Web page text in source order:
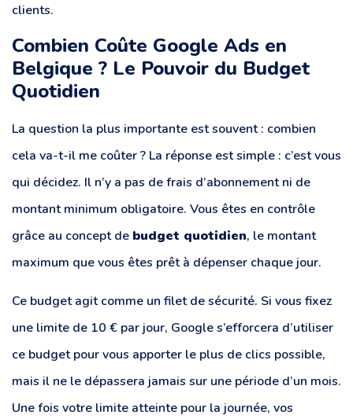
clients.
Combien Coûte Google Ads en
Belgique ? Le Pouvoir du Budget
Quotidien
La question la plus importante est souvent : combien
cela va-t-il me coûter ? La réponse est simple : c’est vous
qui décidez. Il n’y a pas de frais d’abonnement ni de
montant minimum obligatoire. Vous êtes en contrôle
grâce au concept de budget quotidien, le montant
maximum que vous êtes prêt à dépenser chaque jour.
Ce budget agit comme un filet de sécurité. Si vous fixez
une limite de 10 € par jour, Google s’efforcera d’utiliser
ce budget pour vous apporter le plus de clics possible,
mais il ne le dépassera jamais sur une période d’un mois.
Une fois votre limite atteinte pour la journée, vos